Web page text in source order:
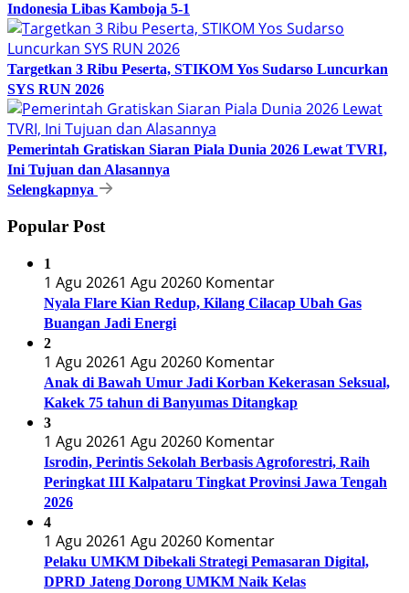
Indonesia Libas Kamboja 5-1
Targetkan 3 Ribu Peserta, STIKOM Yos Sudarso Luncurkan
SYS RUN 2026
Pemerintah Gratiskan Siaran Piala Dunia 2026 Lewat TVRI,
Ini Tujuan dan Alasannya
Selengkapnya
Popular Post
1
1 Agu 20261 Agu 20260 Komentar
Nyala Flare Kian Redup, Kilang Cilacap Ubah Gas
Buangan Jadi Energi
2
1 Agu 20261 Agu 20260 Komentar
Anak di Bawah Umur Jadi Korban Kekerasan Seksual,
Kakek 75 tahun di Banyumas Ditangkap
3
1 Agu 20261 Agu 20260 Komentar
Isrodin, Perintis Sekolah Berbasis Agroforestri, Raih
Peringkat III Kalpataru Tingkat Provinsi Jawa Tengah
2026
4
1 Agu 20261 Agu 20260 Komentar
Pelaku UMKM Dibekali Strategi Pemasaran Digital,
DPRD Jateng Dorong UMKM Naik Kelas